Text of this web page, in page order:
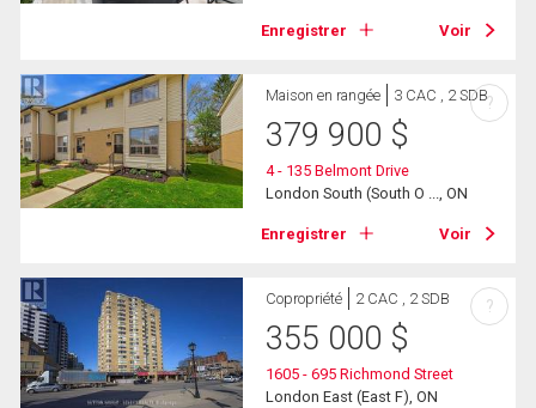
Enregistrer Voir
Maison en rangée 3 CAC , 2 SDB
379 900 $
4 - 135 Belmont Drive
London South (South O ..., ON
Enregistrer Voir
?
Copropriété 2 CAC , 2 SDB
355 000 $
1605 - 695 Richmond Street
London East (East F), ON
?